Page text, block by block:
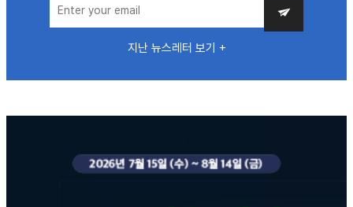
지난 뉴스레터 보기 +